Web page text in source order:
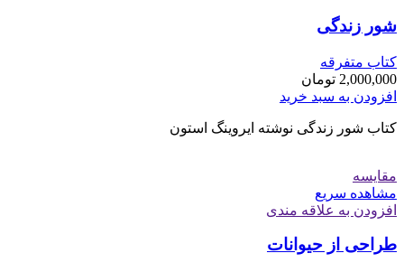
شور زندگی
کتاب متفرقه
2,000,000 تومان
افزودن به سبد خرید
کتاب شور زندگی نوشته ایروینگ استون
مقایسه
مشاهده سریع
افزودن به علاقه مندی
طراحی از حیوانات